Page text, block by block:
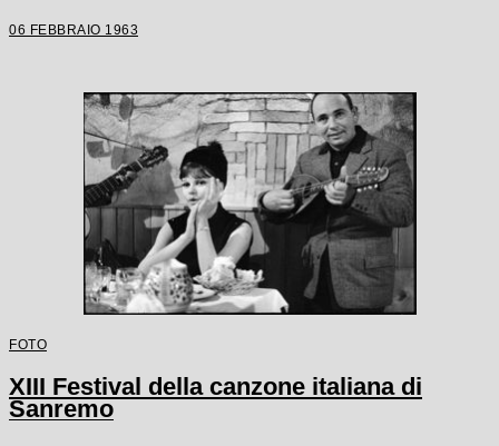
06 FEBBRAIO 1963
FOTO
XIII Festival della canzone italiana di
Sanremo